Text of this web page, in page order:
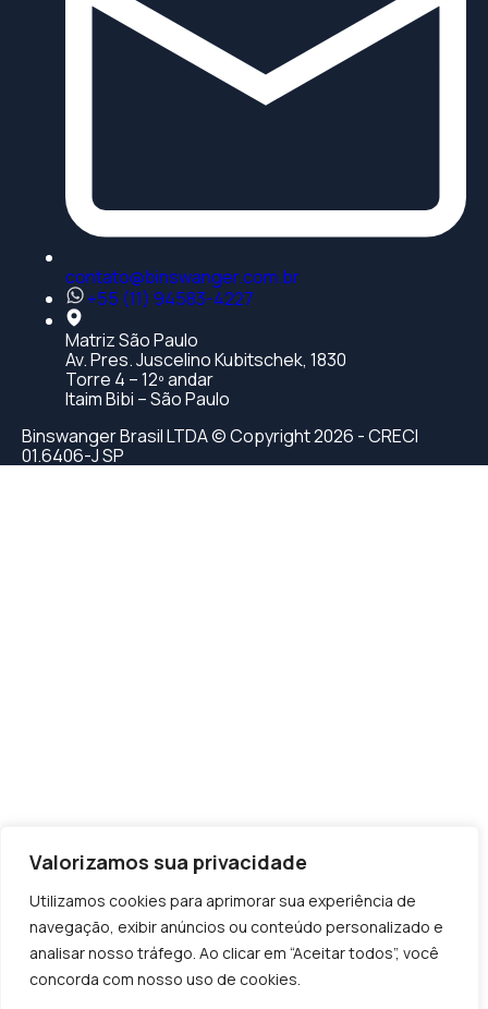
Valorizamos sua privacidade
Utilizamos cookies para aprimorar sua experiência de
navegação, exibir anúncios ou conteúdo personalizado e
analisar nosso tráfego. Ao clicar em “Aceitar todos”, você
concorda com nosso uso de cookies.
contato@binswanger.com.br
+55 (11) 94583-4227
Matriz São Paulo
Av. Pres. Juscelino Kubitschek, 1830
Torre 4 – 12º andar
Itaim Bibi – São Paulo
Binswanger Brasil LTDA © Copyright 2026 - CRECI
01.6406-J SP